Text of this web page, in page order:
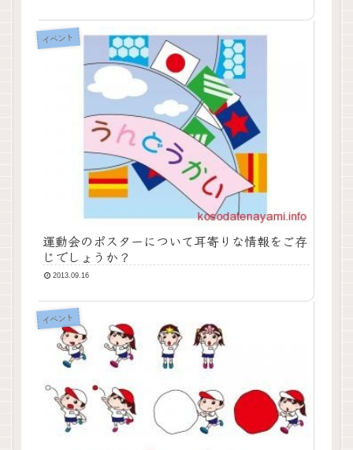
イベント
運動会のポスターについて耳寄りな情報をご存
じでしょうか？
2013.09.16
イベント